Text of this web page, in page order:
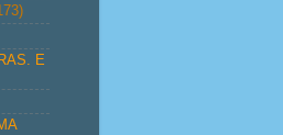
E